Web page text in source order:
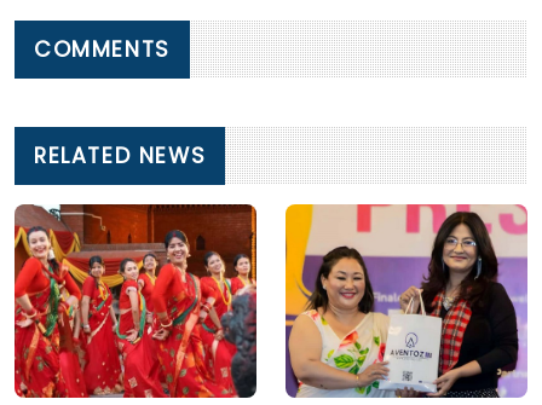
COMMENTS
RELATED NEWS